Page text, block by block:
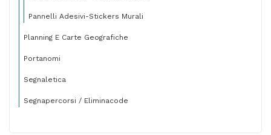
Pannelli Adesivi-Stickers Murali
Planning E Carte Geografiche
Portanomi
Segnaletica
Segnapercorsi / Eliminacode